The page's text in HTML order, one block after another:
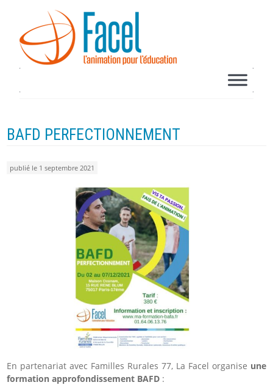
BAFD PERFECTIONNEMENT
publié le 1 septembre 2021
En partenariat avec Familles Rurales 77, La Facel organise une
formationapprofondissement BAFD :